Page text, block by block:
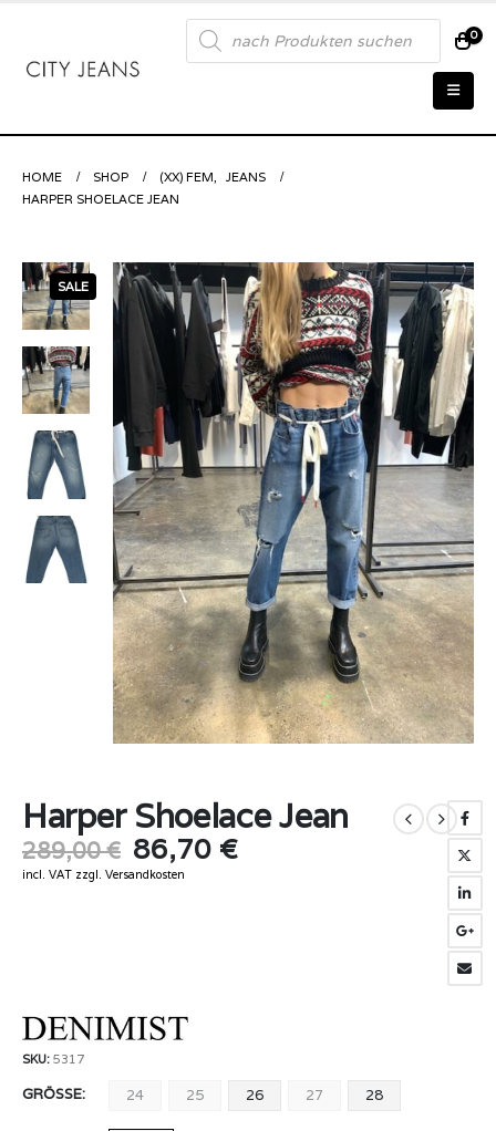
Products
search 0
HOME SHOP (XX) FEM,
JEANS
HARPER SHOELACE JEAN
SALE
Harper Shoelace Jean
289,00€ Original
price
86,70 €Current
incl. VAT zzgl. Versandkosten
SKU: 5317
GRÖSSE 24 25 26 27 28